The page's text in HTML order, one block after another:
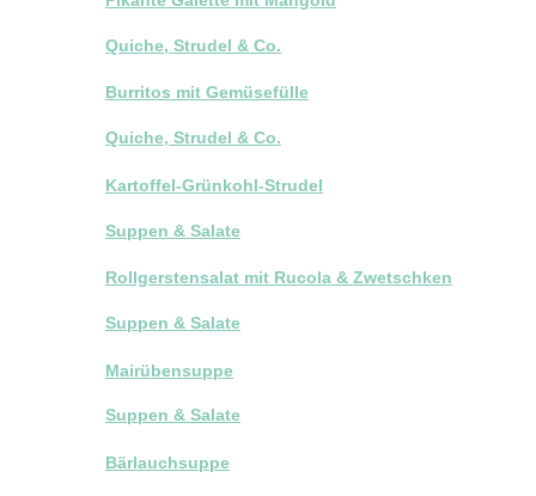
Quiche, Strudel & Co.
Burritos mit Gemüsefülle
Quiche, Strudel & Co.
Kartoffel-Grünkohl-Strudel
Suppen & Salate
Rollgerstensalat mit Rucola & Zwetschken
Suppen & Salate
Mairübensuppe
Suppen & Salate
Bärlauchsuppe